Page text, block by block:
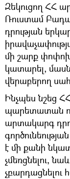
Զեկուցող ՀՀ
Ռուստամ
դրության
մի շարք
կատարել,
վերաբերող
Ինչպես նշեց
պարետատան
արտակարգ
է մի քանի
չմեռցնելու,
չբարդացնելու